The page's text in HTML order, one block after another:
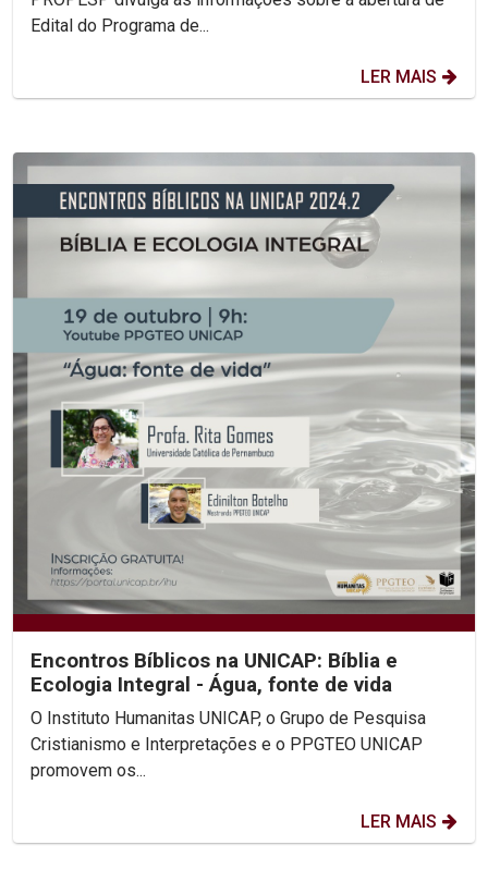
Edital do Programa de...
LER MAIS
Encontros Bíblicos na UNICAP: Bíblia e
Ecologia Integral - Água, fonte de vida
O Instituto Humanitas UNICAP, o Grupo de Pesquisa
Cristianismo e Interpretações e o PPGTEO UNICAP
promovem os...
LER MAIS